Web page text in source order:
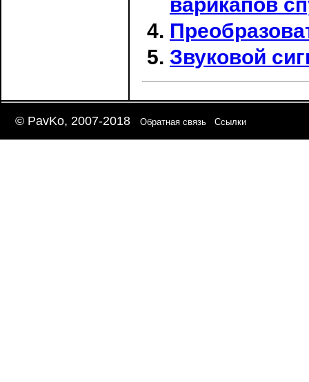
Звуковой
© PavKo, 2007-2018 Обратная связь Ссылки